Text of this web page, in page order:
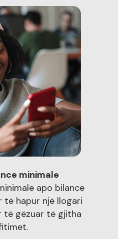
minimale
apo bilance
të hapur një llogari
të gëzuar të gjitha